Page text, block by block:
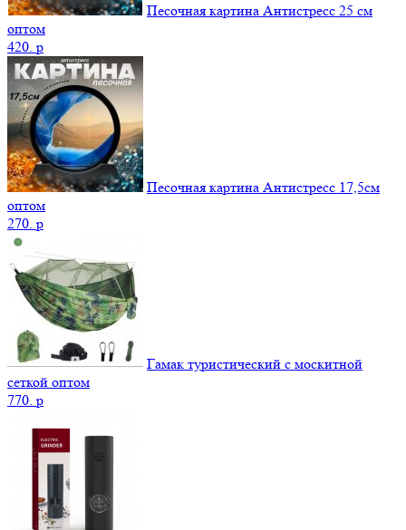
Песочная картина Антистресс 25 см
оптом
420. p
Песочная картина Антистресс 17,5см
оптом
270. p
Гамак туристический с москитной
сеткой оптом
770. p